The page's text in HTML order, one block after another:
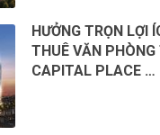
HƯỞNG TRỌN LỢI
THUÊ VĂN PHÒNG
CAPITAL PLACE …